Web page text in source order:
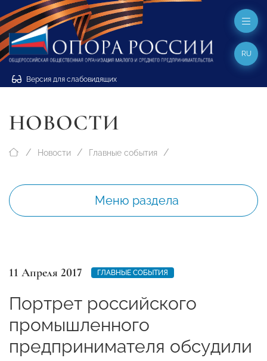
Версия для слабовидящих
RU
НОВОСТИ
Новости Главные события
Меню раздела
11 Апреля 2017 ГЛАВНЫЕ СОБЫТИЯ
Портрет российского
промышленного
предпринимателя обсудили